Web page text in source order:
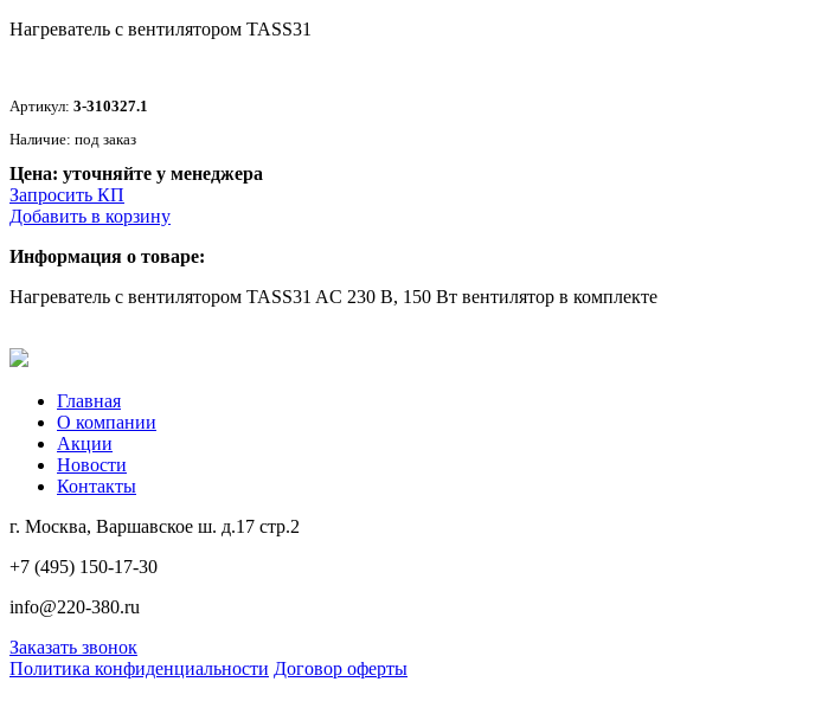
Нагреватель с вентилятором TASS31
Артикул: 3-310327.1
Наличие: под заказ
Цена: уточняйте у менеджера
Запросить КП
Добавить в корзину
Информация о товаре:
Нагреватель с вентилятором TASS31 AC 230 В, 150 Вт вентилятор в комплекте
Главная
О компании
Акции
Новости
Контакты
г. Москва, Варшавское ш. д.17 стр.2
+7 (495) 150-17-30
info@220-380.ru
Заказать звонок
Политика конфиденциальности Договор оферты